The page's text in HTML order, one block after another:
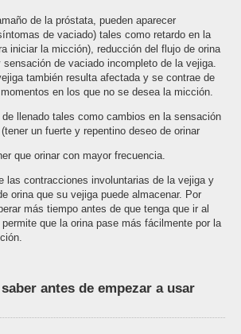
de la próstata, pueden aparecer
de vaciado) tales como retardo en la
iniciar la micción), reducción del flujo de orina
sensación de vaciado incompleto de la vejiga.
también resulta afectada y se contrae de
en los que no se desea la micción.
llenado tales como cambios en la sensación
un fuerte y repentino deseo de orinar
que orinar con mayor frecuencia.
las contracciones involuntarias de la vejiga y
orina que su vejiga puede almacenar. Por
más tiempo antes de que tenga que ir al
que la orina pase más fácilmente por la
antes de empezar a usar